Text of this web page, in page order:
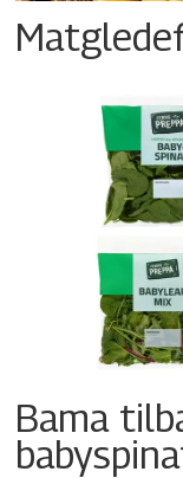
Bama